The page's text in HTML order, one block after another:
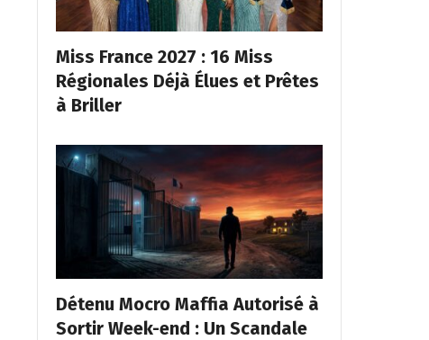
Miss France 2027 : 16 Miss
Régionales Déjà Élues et Prêtes
à Briller
Détenu Mocro Maffia Autorisé à
Sortir Week-end : Un Scandale